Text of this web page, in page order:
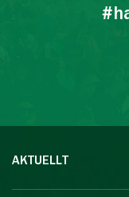
AKTUELLT